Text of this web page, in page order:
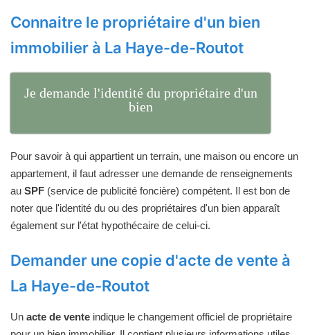
Connaitre le propriétaire d'un bien
immobilier à La Haye-de-Routot
Je demande l'identité du propriétaire d'un
bien
Pour savoir à qui appartient un terrain, une maison ou encore un
appartement, il faut adresser une demande de renseignements
au SPF (service de publicité foncière) compétent. Il est bon de
noter que l'identité du ou des propriétaires d'un bien apparaît
également sur l'état hypothécaire de celui-ci.
Demander une copie d'acte de vente à
La Haye-de-Routot
Un acte de vente indique le changement officiel de propriétaire